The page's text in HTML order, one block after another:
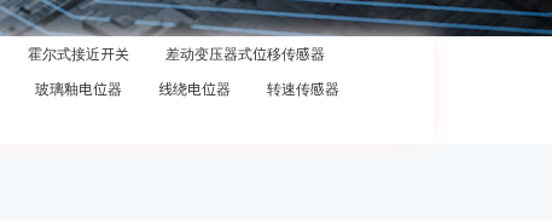
霍尔式接近开关
差动变压器式位移传感器
玻璃釉电位器 线绕电位器
转速传感器